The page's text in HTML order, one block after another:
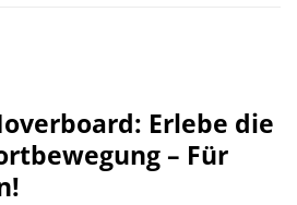
Erlebe die
– Für